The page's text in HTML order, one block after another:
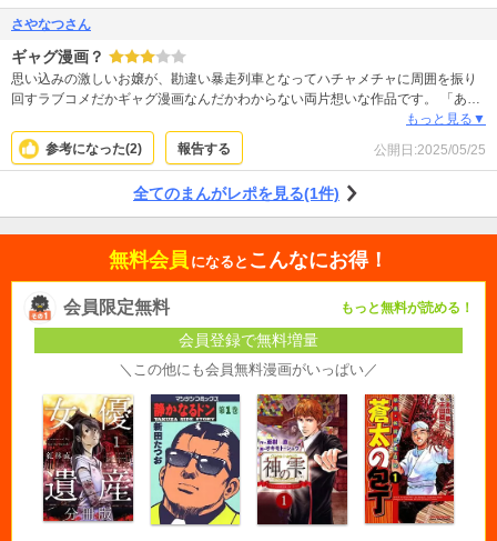
さやなつさん
ギャグ漫画？
思い込みの激しいお嬢が、勘違い暴走列車となってハチャメチャに周囲を振り
回すラブコメだかギャグ漫画なんだかわからない両片想いな作品です。 「あな
たのその思い込み、早く勘違いだと気付けるといいね」 と温かい目で見ていら
れる方には面白い作品だと思います。 「いい加減にしなさいよ？しつこいぞこ
の展開」 と思う方には無料読みとは言え1巻で離脱してしまう作品かもしれま
もっと見る▼
参考になった(2) 報告する 公開日:2025/05/25
全てのまんがレポを見る(1件)
無料会員 になると こんなにお得！
会員限定無料 もっと無料が読める！
会員登録で無料増量
＼この他にも会員無料漫画がいっぱい／